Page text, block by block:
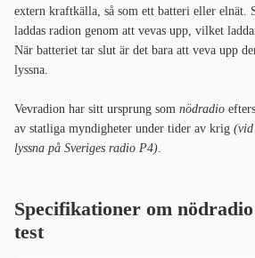
extern kraftkälla, så som ett batteri eller elnät.
laddas radion genom att vevas upp, vilket
När batteriet tar slut är det bara att veva upp
lyssna.
Vevradion har sitt ursprung som nödradio
av statliga myndigheter under tider av krig
lyssna på Sveriges radio P4).
Specifikationer om
test